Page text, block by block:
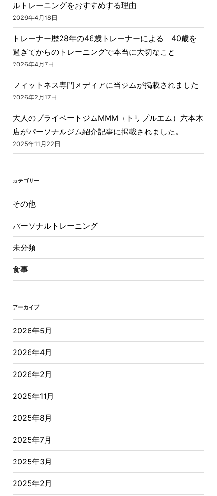
ルトレーニングをおすすめする理由
2026年4月18日
トレーナー歴28年の46歳トレーナーによる 40歳を
過ぎてからのトレーニングで本当に大切なこと
2026年4月7日
フィットネス専門メディアに当ジムが掲載されました
2026年2月17日
大人のプライベートジムMMM（トリプルエム）六本木
店がパーソナルジム紹介記事に掲載されました。
2025年11月22日
カテゴリー
その他
パーソナルトレーニング
未分類
食事
アーカイブ
2026年5月
2026年4月
2026年2月
2025年11月
2025年8月
2025年7月
2025年3月
2025年2月